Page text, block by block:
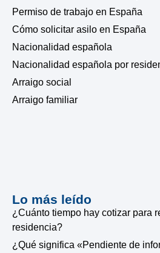
Permiso de trabajo en España
Cómo solicitar asilo en España
Nacionalidad española
Nacionalidad española por
Arraigo social
Arraigo familiar
Lo más leído
¿Cuánto tiempo hay cotizar para
residencia?
¿Qué significa «Pendiente de